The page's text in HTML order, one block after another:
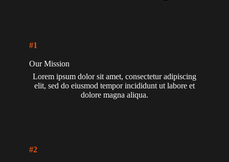
#1
Our Mission
Lorem ipsum dolor sit amet, consectetur adipiscing
elit, sed do eiusmod tempor incididunt ut labore et
dolore magna aliqua.
#2